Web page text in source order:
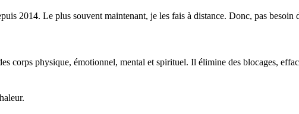
2014. Le plus souvent maintenant, je les fais à distance. Donc, pas
corps physique, émotionnel, mental et spirituel. Il élimine des blocages,